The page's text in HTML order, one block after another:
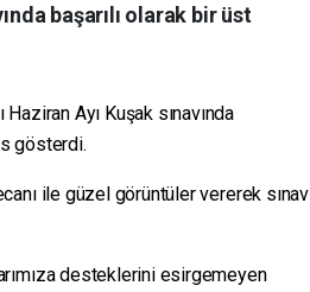
başarılı olarak bir üst
Ayı Kuşak sınavında
gösterdi.
ile güzel görüntüler vererek sınav
desteklerini esirgemeyen